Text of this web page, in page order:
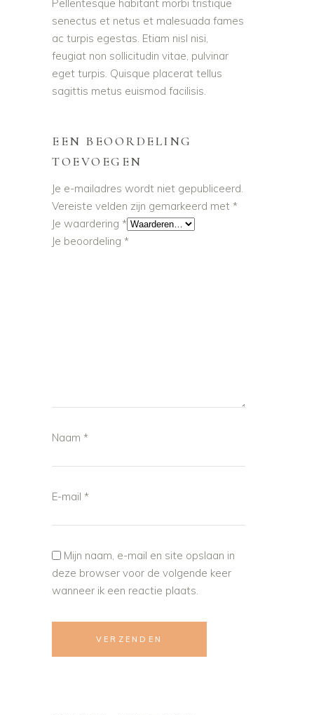
Pellentesque habitant morbi tristique
senectus et netus et malesuada fames
ac turpis egestas. Etiam nisl nisi,
feugiat non sollicitudin vitae, pulvinar
eget turpis. Quisque placerat tellus
sagittis metus euismod facilisis.
EEN BEOORDELING
TOEVOEGEN
Je e-mailadres wordt niet gepubliceerd.
Vereiste velden zijn gemarkeerd met *
Je waardering *
Je beoordeling *
Naam *
E-mail *
Mijn naam, e-mail en site opslaan in
deze browser voor de volgende keer
wanneer ik een reactie plaats.